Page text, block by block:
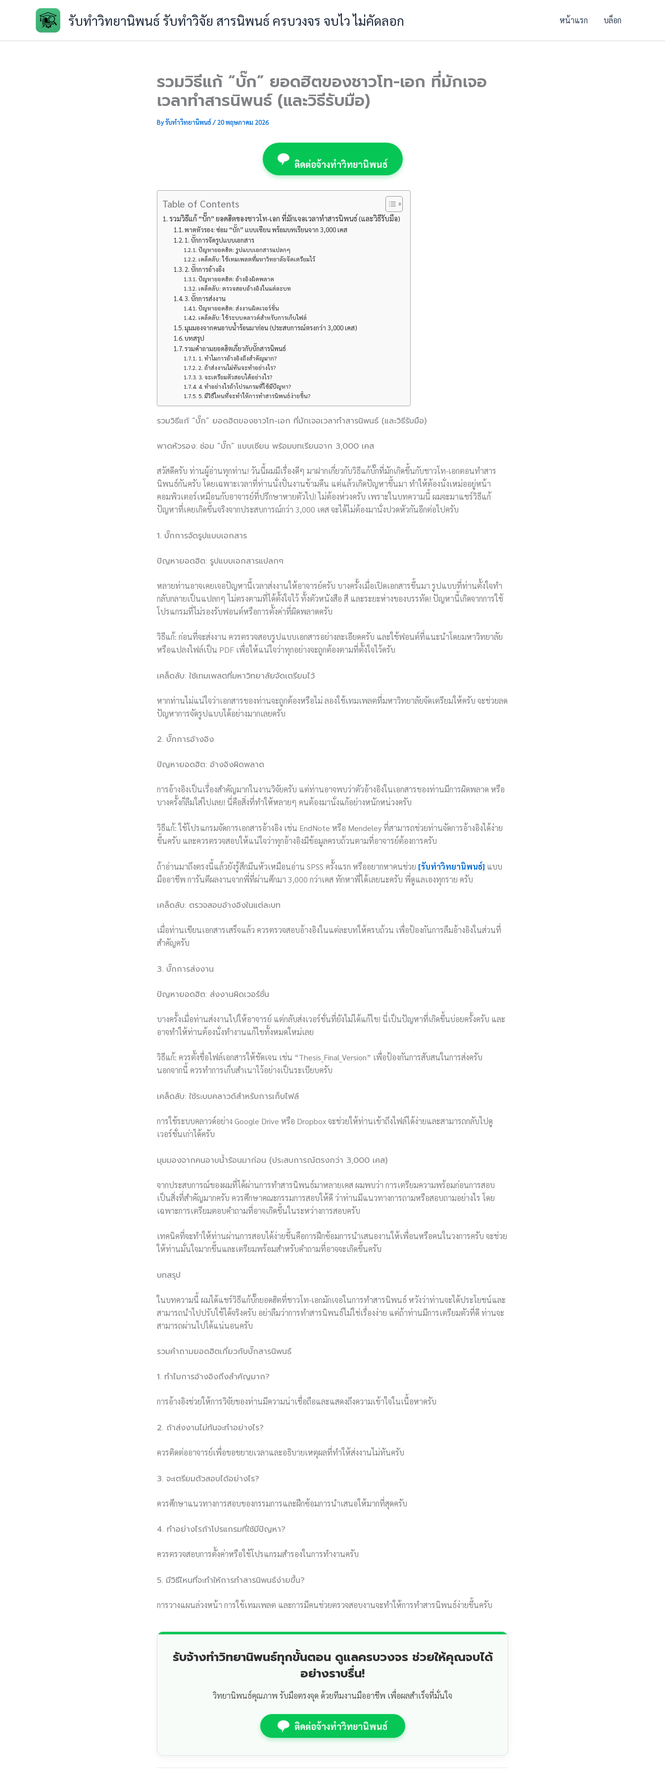
รับทำวิทยานิพนธ์ รับทำวิจัย สารนิพนธ์ ครบวงจร จบไว ไม่คัดลอก หน้าแรก บล็อก
รวมวิธีแก้ “บั๊ก” ยอดฮิตของชาวโท-เอก ที่มักเจอ
เวลาทำสารนิพนธ์ (และวิธีรับมือ)
Byรับทำวิทยานิพนธ์/ 20 พฤษภาคม 2026
ติดต่อจ้างทำวิทยานิพนธ์
Table of Contents
รวมวิธีแก้ “บั๊ก” ยอดฮิตของชาวโท-เอก ที่มักเจอเวลาทำสารนิพนธ์ (และวิธีรับมือ)
พาดหัวรอง: ซ่อม “บั๊ก” แบบเซียน พร้อมบทเรียนจาก 3,000 เคส
1. บั๊กการจัดรูปแบบเอกสาร
ปัญหายอดฮิต: รูปแบบเอกสารแปลกๆ
เคล็ดลับ: ใช้เทมเพลตที่มหาวิทยาลัยจัดเตรียมไว้
2. บั๊กการอ้างอิง
ปัญหายอดฮิต: อ้างอิงผิดพลาด
เคล็ดลับ: ตรวจสอบอ้างอิงในแต่ละบท
3. บั๊กการส่งงาน
ปัญหายอดฮิต: ส่งงานผิดเวอร์ชั่น
เคล็ดลับ: ใช้ระบบคลาวด์สำหรับการเก็บไฟล์
มุมมองจากคนอาบน้ำร้อนมาก่อน (ประสบการณ์ตรงกว่า 3,000 เคส)
บทสรุป
รวมคำถามยอดฮิตเกี่ยวกับบั๊กสารนิพนธ์
1. ทำไมการอ้างอิงถึงสำคัญมาก?
2. ถ้าส่งงานไม่ทันจะทำอย่างไร?
3. จะเตรียมตัวสอบได้อย่างไร?
4. ทำอย่างไรถ้าโปรแกรมที่ใช้มีปัญหา?
5. มีวิธีไหนที่จะทำให้การทำสารนิพนธ์ง่ายขึ้น?
รวมวิธีแก้ “บั๊ก” ยอดฮิตของชาวโท-เอก ที่มักเจอเวลาทำสารนิพนธ์ (และวิธีรับมือ)
พาดหัวรอง: ซ่อม “บั๊ก” แบบเซียน พร้อมบทเรียนจาก 3,000 เคส
สวัสดีครับ ท่านผู้อ่านทุกท่าน! วันนี้ผมมีเรื่องดีๆ มาฝากเกี่ยวกับวิธีแก้บั๊กที่มักเกิดขึ้นกับชาวโท-เอกตอนทำสาร
นิพนธ์กันครับ โดยเฉพาะเวลาที่ท่านนั่งปั่นงานข้ามคืน แต่แล้วเกิดปัญหาขึ้นมา ทำให้ต้องนั่งเหม่ออยู่หน้า
คอมพิวเตอร์เหมือนกับอาจารย์ที่ปรึกษาหายตัวไป! ไม่ต้องห่วงครับ เพราะในบทความนี้ ผมจะมาแชร์วิธีแก้
ปัญหาที่เคยเกิดขึ้นจริงจากประสบการณ์กว่า 3,000 เคส จะได้ไม่ต้องมานั่งปวดหัวกันอีกต่อไปครับ
1. บั๊กการจัดรูปแบบเอกสาร
ปัญหายอดฮิต: รูปแบบเอกสารแปลกๆ
หลายท่านอาจเคยเจอปัญหานี้เวลาส่งงานให้อาจารย์ครับ บางครั้งเมื่อเปิดเอกสารขึ้นมา รูปแบบที่ท่านตั้งใจทำ
กลับกลายเป็นแปลกๆ ไม่ตรงตามที่ได้ตั้งใจไว้ ทั้งตัวหนังสือ สี และระยะห่างของบรรทัด! ปัญหานี้เกิดจากการใช้
โปรแกรมที่ไม่รองรับฟอนต์หรือการตั้งค่าที่ผิดพลาดครับ
วิธีแก้: ก่อนที่จะส่งงาน ควรตรวจสอบรูปแบบเอกสารอย่างละเอียดครับ และใช้ฟอนต์ที่แนะนำโดยมหาวิทยาลัย
หรือแปลงไฟล์เป็น PDF เพื่อให้แน่ใจว่าทุกอย่างจะถูกต้องตามที่ตั้งใจไว้ครับ
เคล็ดลับ: ใช้เทมเพลตที่มหาวิทยาลัยจัดเตรียมไว้
หากท่านไม่แน่ใจว่าเอกสารของท่านจะถูกต้องหรือไม่ ลองใช้เทมเพลตที่มหาวิทยาลัยจัดเตรียมให้ครับ จะช่วยลด
ปัญหาการจัดรูปแบบได้อย่างมากเลยครับ
2. บั๊กการอ้างอิง
ปัญหายอดฮิต: อ้างอิงผิดพลาด
การอ้างอิงเป็นเรื่องสำคัญมากในงานวิจัยครับ แต่ท่านอาจพบว่าตัวอ้างอิงในเอกสารของท่านมีการผิดพลาด หรือ
บางครั้งก็ลืมใส่ไปเลย! นี่คือสิ่งที่ทำให้หลายๆ คนต้องมานั่งแก้อย่างหนักหน่วงครับ
วิธีแก้: ใช้โปรแกรมจัดการเอกสารอ้างอิง เช่น EndNote หรือ Mendeley ที่สามารถช่วยท่านจัดการอ้างอิงได้ง่าย
ขึ้นครับ และควรตรวจสอบให้แน่ใจว่าทุกอ้างอิงมีข้อมูลครบถ้วนตามที่อาจารย์ต้องการครับ
ถ้าอ่านมาถึงตรงนี้แล้วยังรู้สึกมึนหัวเหมือนอ่าน SPSS ครั้งแรก หรืออยากหาคนช่วย [รับทำวิทยานิพนธ์] แบบ
มืออาชีพ การันตีผลงานจากพี่ที่ผ่านศึกมา 3,000 กว่าเคส ทักหาพี่ได้เลยนะครับ พี่ดูแลเองทุกราย ครับ
เคล็ดลับ: ตรวจสอบอ้างอิงในแต่ละบท
เมื่อท่านเขียนเอกสารเสร็จแล้ว ควรตรวจสอบอ้างอิงในแต่ละบทให้ครบถ้วน เพื่อป้องกันการลืมอ้างอิงในส่วนที่
สำคัญครับ
3. บั๊กการส่งงาน
ปัญหายอดฮิต: ส่งงานผิดเวอร์ชั่น
บางครั้งเมื่อท่านส่งงานไปให้อาจารย์ แต่กลับส่งเวอร์ชั่นที่ยังไม่ได้แก้ไข! นี่เป็นปัญหาที่เกิดขึ้นบ่อยครั้งครับ และ
อาจทำให้ท่านต้องนั่งทำงานแก้ไขทั้งหมดใหม่เลย
วิธีแก้: ควรตั้งชื่อไฟล์เอกสารให้ชัดเจน เช่น “Thesis_Final_Version” เพื่อป้องกันการสับสนในการส่งครับ
นอกจากนี้ ควรทำการเก็บสำเนาไว้อย่างเป็นระเบียบครับ
เคล็ดลับ: ใช้ระบบคลาวด์สำหรับการเก็บไฟล์
การใช้ระบบคลาวด์อย่าง Google Drive หรือ Dropbox จะช่วยให้ท่านเข้าถึงไฟล์ได้ง่ายและสามารถกลับไปดู
เวอร์ชั่นเก่าได้ครับ
มุมมองจากคนอาบน้ำร้อนมาก่อน (ประสบการณ์ตรงกว่า 3,000 เคส)
จากประสบการณ์ของผมที่ได้ผ่านการทำสารนิพนธ์มาหลายเคส ผมพบว่า การเตรียมความพร้อมก่อนการสอบ
เป็นสิ่งที่สำคัญมากครับ ควรศึกษาคณะกรรมการสอบให้ดี ว่าท่านมีแนวทางการถามหรือสอบถามอย่างไร โดย
เฉพาะการเตรียมตอบคำถามที่อาจเกิดขึ้นในระหว่างการสอบครับ
เทคนิคที่จะทำให้ท่านผ่านการสอบได้ง่ายขึ้นคือการฝึกซ้อมการนำเสนองานให้เพื่อนหรือคนในวงการครับ จะช่วย
ให้ท่านมั่นใจมากขึ้นและเตรียมพร้อมสำหรับคำถามที่อาจจะเกิดขึ้นครับ
บทสรุป
ในบทความนี้ ผมได้แชร์วิธีแก้บั๊กยอดฮิตที่ชาวโท-เอกมักเจอในการทำสารนิพนธ์ หวังว่าท่านจะได้ประโยชน์และ
สามารถนำไปปรับใช้ได้จริงครับ อย่าลืมว่าการทำสารนิพนธ์ไม่ใช่เรื่องง่าย แต่ถ้าท่านมีการเตรียมตัวที่ดี ท่านจะ
สามารถผ่านไปได้แน่นอนครับ
รวมคำถามยอดฮิตเกี่ยวกับบั๊กสารนิพนธ์
1. ทำไมการอ้างอิงถึงสำคัญมาก?
การอ้างอิงช่วยให้การวิจัยของท่านมีความน่าเชื่อถือและแสดงถึงความเข้าใจในเนื้อหาครับ
2. ถ้าส่งงานไม่ทันจะทำอย่างไร?
ควรติดต่ออาจารย์เพื่อขอขยายเวลาและอธิบายเหตุผลที่ทำให้ส่งงานไม่ทันครับ
3. จะเตรียมตัวสอบได้อย่างไร?
ควรศึกษาแนวทางการสอบของกรรมการและฝึกซ้อมการนำเสนอให้มากที่สุดครับ
4. ทำอย่างไรถ้าโปรแกรมที่ใช้มีปัญหา?
ควรตรวจสอบการตั้งค่าหรือใช้โปรแกรมสำรองในการทำงานครับ
5. มีวิธีไหนที่จะทำให้การทำสารนิพนธ์ง่ายขึ้น?
การวางแผนล่วงหน้า การใช้เทมเพลต และการมีคนช่วยตรวจสอบงานจะทำให้การทำสารนิพนธ์ง่ายขึ้นครับ
รับจ้างทำวิทยานิพนธ์ทุกขั้นตอน ดูแลครบวงจร ช่วยให้คุณจบได้
อย่างราบรื่น!
วิทยานิพนธ์คุณภาพ รับมือตรงจุด ด้วยทีมงานมืออาชีพ เพื่อผลสำเร็จที่มั่นใจ
ติดต่อจ้างทำวิทยานิพนธ์